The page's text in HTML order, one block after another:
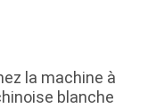
la machine à
blanche